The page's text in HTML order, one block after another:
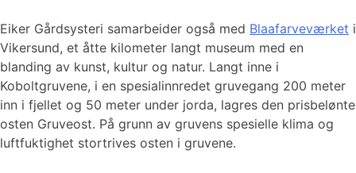
Eiker Gårdsysteri samarbeider også med Blaafarveværket i
Vikersund, et åtte kilometer langt museum med en
blanding av kunst, kultur og natur. Langt inne i
Koboltgruvene, i en spesialinnredet gruvegang 200 meter
inn i fjellet og 50 meter under jorda, lagres den prisbelønte
osten Gruveost. På grunn av gruvens spesielle klima og
luftfuktighet stortrives osten i gruvene.